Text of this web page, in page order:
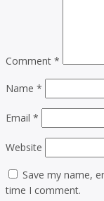
Comment *
Name *
Email *
Website
Save my name,
time I comment.